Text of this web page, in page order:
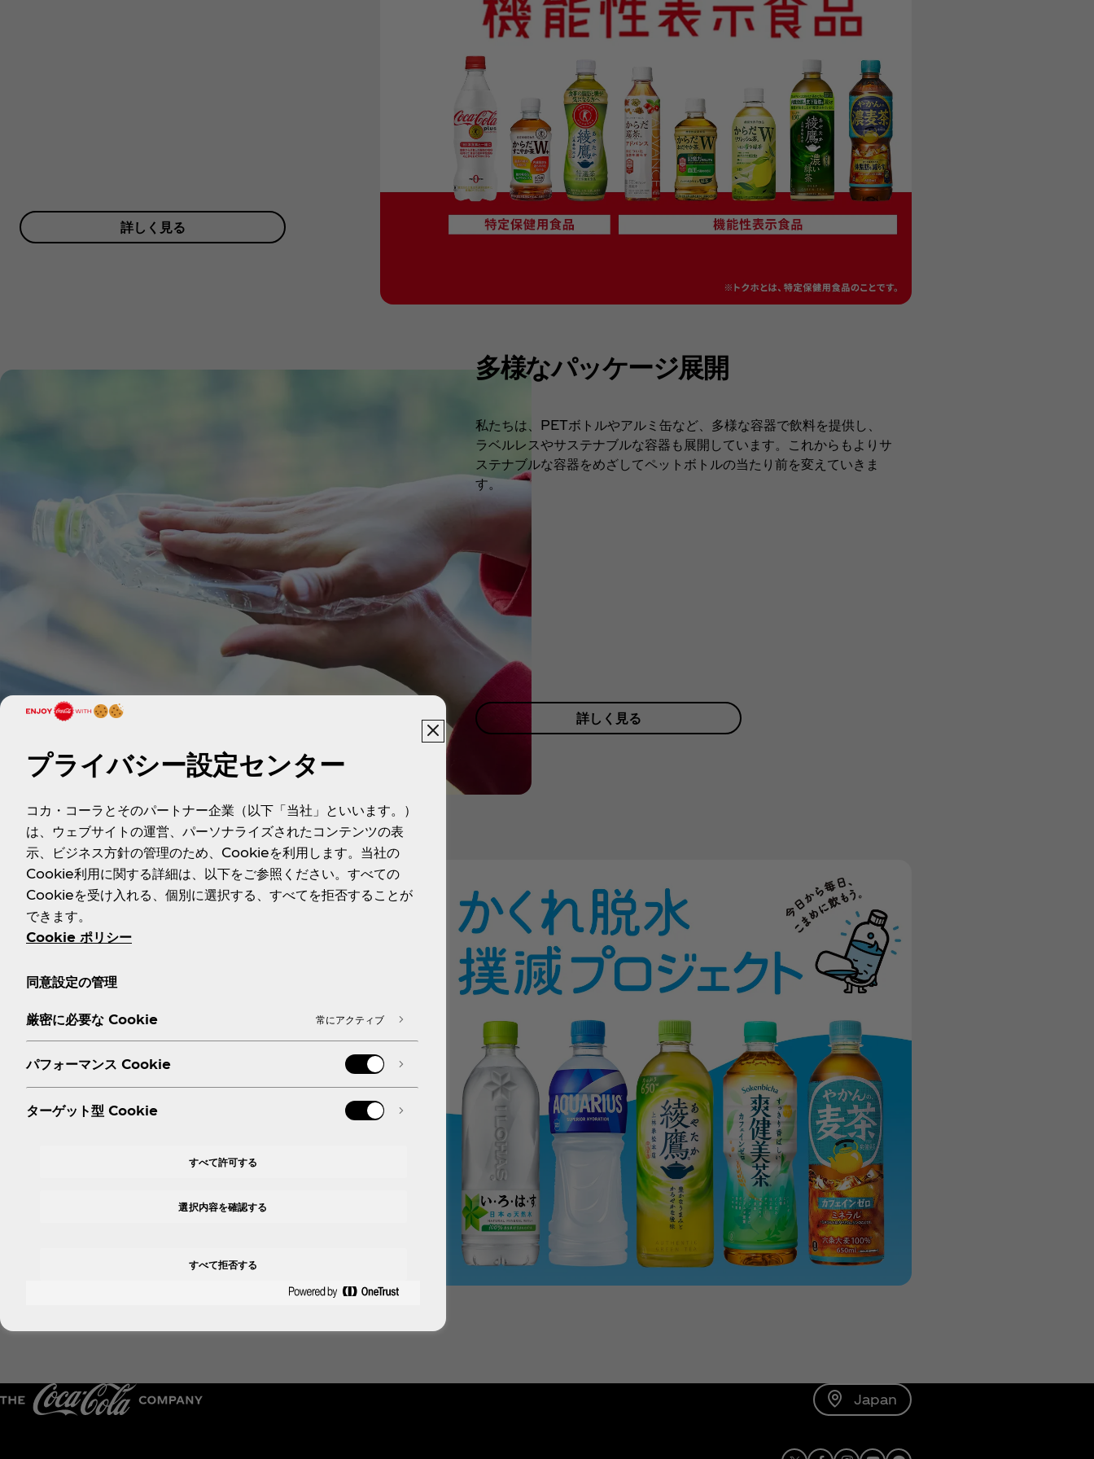
詳しく見る
多様なパッケージ展開​​
私たちは、PETボトルやアルミ缶など、多様な容器で飲料を提供し、
ラベルレスやサステナブルな容器も展開しています。これからもよりサ
ステナブルな容器をめざしてペットボトルの当たり前を変えていきま
す。
詳しく見る
日々の水分補給もおいしく楽しく​​
コカ·コーラシステムでは水分補給の大切さを様々な活動を通して伝達
しています​。
詳しく見る
Japan
プライバシー設定センター
コカ・コーラとそのパートナー企業（以下「当社」といいます。）
は、ウェブサイトの運営、パーソナライズされたコンテンツの表
示、ビジネス方針の管理のため、Cookieを利用します。当社の
Cookie利用に関する詳細は、以下をご参照ください。すべての
Cookieを受け入れる、個別に選択する、すべてを拒否することが
できます。
Cookie ポリシー
同意設定の管理
厳密に必要な Cookie 常にアクティブ
パフォーマンス Cookie
ターゲット型 Cookie
すべて許可する
すべて拒否する
選択内容を確認する